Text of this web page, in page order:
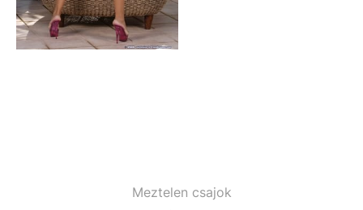
Meztelen csajok